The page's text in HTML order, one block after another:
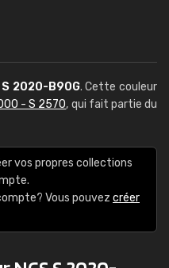
S 2020-B90G. Cette couleur
- S 2570, qui fait partie du
vos propres collections
Vous pouvez créer